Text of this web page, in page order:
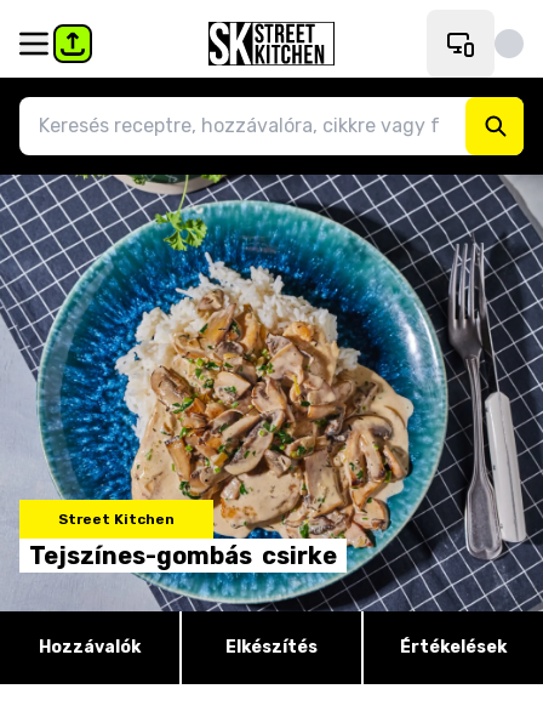
Street Kitchen
Tejszínes-gombás csirke
Hozzávalók Elkészítés Értékelések